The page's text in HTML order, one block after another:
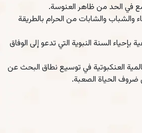
في الحد من ظاهر العنوسة.
والشباب والشابات من الحرام بالطريقة
بإحياء السنة النبوية التي تدعو إلى الوفاق
العنكبوتية في توسيع نطاق البحث عن
الحياة الصعبة.